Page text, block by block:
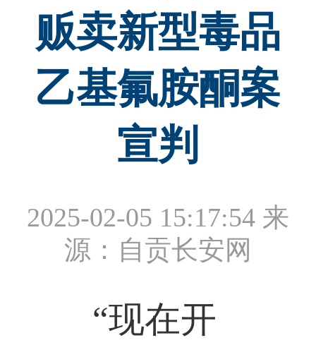
贩卖新型毒品
乙基氟胺酮案
宣判
2025-02-05 15:17:54 来
源：自贡长安网
“现在开